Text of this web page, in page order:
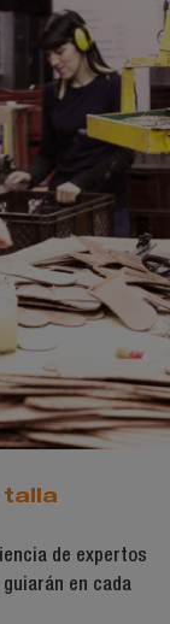
talla
de expertos
en cada